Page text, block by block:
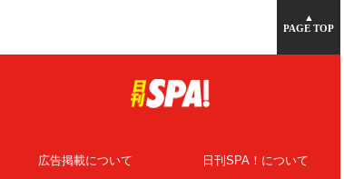
▲
PAGE TOP
広告掲載について 日刊SPA！について